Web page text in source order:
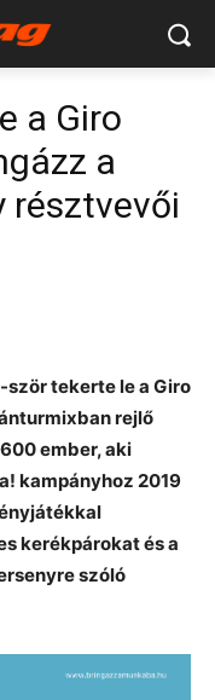
a Giro
a
résztvevői
tekerte le a Giro
rejlő
ember, aki
kampányhoz 2019
kerékpárokat és a
szóló